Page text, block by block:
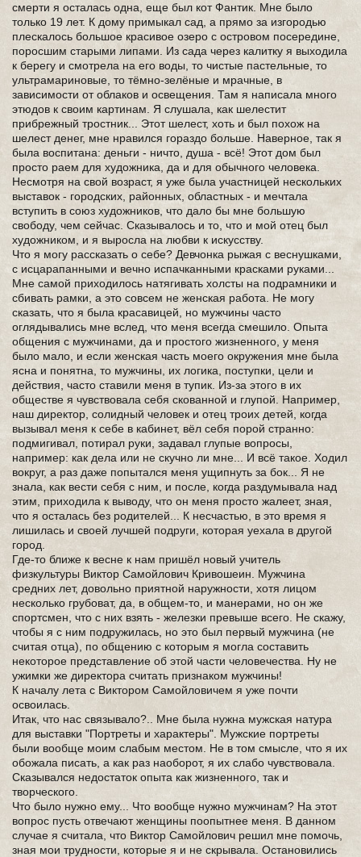
смерти я осталась одна, еще был кот Фантик. Мне было
только 19 лет. К дому примыкал сад, а прямо за изгородью
плескалось большое красивое озеро с островом посередине,
поросшим старыми липами. Из сада через калитку я выходила
к берегу и смотрела на его воды, то чистые пастельные, то
ультрамариновые, то тёмно-зелёные и мрачные, в
зависимости от облаков и освещения. Там я написала много
этюдов к своим картинам. Я слушала, как шелестит
прибрежный тростник... Этот шелест, хоть и был похож на
шелест денег, мне нравился гораздо больше. Наверное, так я
была воспитана: деньги - ничто, душа - всё! Этот дом был
просто раем для художника, да и для обычного человека.
Несмотря на свой возраст, я уже была участницей нескольких
выставок - городских, районных, областных - и мечтала
вступить в союз художников, что дало бы мне большую
свободу, чем сейчас. Сказывалось и то, что и мой отец был
художником, и я выросла на любви к искусству.
Что я могу рассказать о себе? Девчонка рыжая с веснушками,
с исцарапанными и вечно испачканными красками руками...
Мне самой приходилось натягивать холсты на подрамники и
сбивать рамки, а это совсем не женская работа. Не могу
сказать, что я была красавицей, но мужчины часто
оглядывались мне вслед, что меня всегда смешило. Опыта
общения с мужчинами, да и простого жизненного, у меня
было мало, и если женская часть моего окружения мне была
ясна и понятна, то мужчины, их логика, поступки, цели и
действия, часто ставили меня в тупик. Из-за этого в их
обществе я чувствовала себя скованной и глупой. Например,
наш директор, солидный человек и отец троих детей, когда
вызывал меня к себе в кабинет, вёл себя порой странно:
подмигивал, потирал руки, задавал глупые вопросы,
например: как дела или не скучно ли мне... И всё такое. Ходил
вокруг, а раз даже попытался меня ущипнуть за бок... Я не
знала, как вести себя с ним, и после, когда раздумывала над
этим, приходила к выводу, что он меня просто жалеет, зная,
что я осталась без родителей... К несчастью, в это время я
лишилась и своей лучшей подруги, которая уехала в другой
город.
Где-то ближе к весне к нам пришёл новый учитель
физкультуры Виктор Самойлович Кривошеин. Мужчина
средних лет, довольно приятной наружности, хотя лицом
несколько грубоват, да, в общем-то, и манерами, но он же
спортсмен, что с них взять - железки превыше всего. Не скажу,
чтобы я с ним подружилась, но это был первый мужчина (не
считая отца), по общению с которым я могла составить
некоторое представление об этой части человечества. Ну не
ужимки же директора считать признаком мужчины!
К началу лета с Виктором Самойловичем я уже почти
освоилась.
Итак, что нас связывало?.. Мне была нужна мужская натура
для выставки "Портреты и характеры". Мужские портреты
были вообще моим слабым местом. Не в том смысле, что я их
обожала писать, а как раз наоборот, я их слабо чувствовала.
Сказывался недостаток опыта как жизненного, так и
творческого.
Что было нужно ему... Что вообще нужно мужчинам? На этот
вопрос пусть отвечают женщины поопытнее меня. В данном
случае я считала, что Виктор Самойлович решил мне помочь,
зная мои трудности, которые я и не скрывала. Остановились